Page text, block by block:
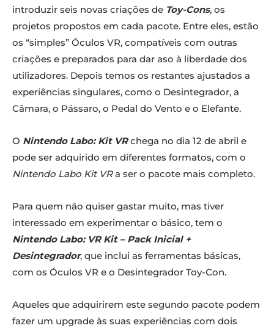
introduzir seis novas criações de Toy-Cons, os
projetos propostos em cada pacote. Entre eles, estão
os “simples” Óculos VR, compatíveis com outras
criações e preparados para dar aso à liberdade dos
utilizadores. Depois temos os restantes ajustados a
experiências singulares, como o Desintegrador, a
Câmara, o Pássaro, o Pedal do Vento e o Elefante.
O Nintendo Labo: Kit VR chega no dia 12 de abril e
pode ser adquirido em diferentes formatos, com o
Nintendo Labo Kit VRa ser o pacote mais completo.
Para quem não quiser gastar muito, mas tiver
interessado em experimentar o básico, tem o
Nintendo Labo: VR Kit – Pack Inicial +
Desintegrador, que inclui as ferramentas básicas,
com os Óculos VR e o Desintegrador Toy-Con.
Aqueles que adquirirem este segundo pacote podem
fazer um upgrade às suas experiências com dois